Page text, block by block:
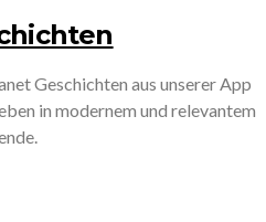
Geschichten aus unserer App
in modernem und relevantem